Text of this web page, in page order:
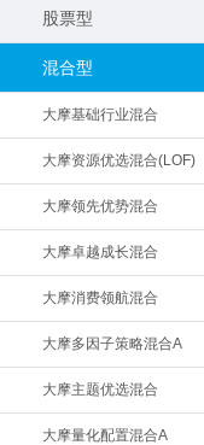
股票型
混合型
大摩基础行业混合
大摩资源优选混合(LOF)
大摩领先优势混合
大摩卓越成长混合
大摩消费领航混合
大摩多因子策略混合A
大摩主题优选混合
大摩量化配置混合A